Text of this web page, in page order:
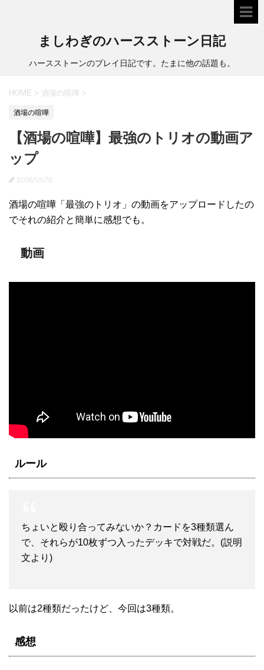
ましわぎのハースストーン日記
ハースストーンのプレイ日記です。たまに他の話題も。
HOME > 酒場の喧嘩 >
酒場の喧嘩
【酒場の喧嘩】最強のトリオの動画ア
ップ
2016/09/15
酒場の喧嘩「最強のトリオ」の動画をアップロードしたの
でそれの紹介と簡単に感想でも。
動画
ルール
ちょいと殴り合ってみないか？カードを3種類選ん
で、それらが10枚ずつ入ったデッキで対戦だ。(説明
文より)
以前は2種類だったけど、今回は3種類。
感想